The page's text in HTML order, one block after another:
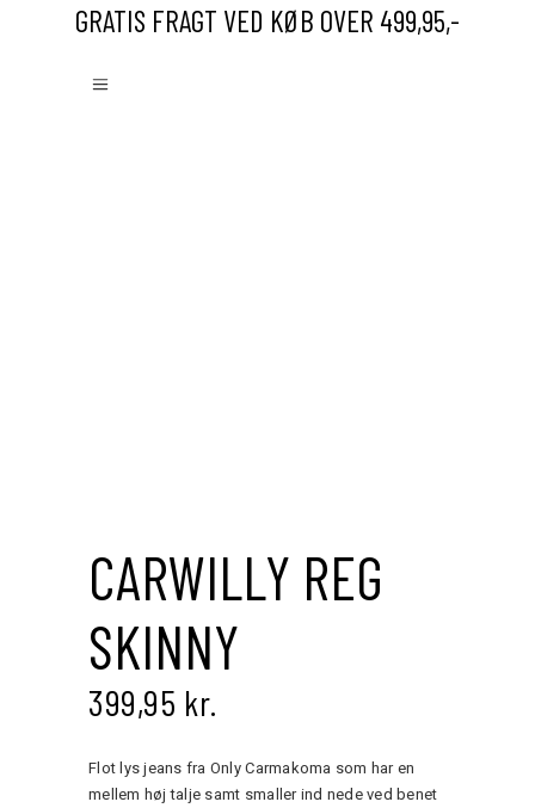
GRATIS FRAGT VED KØB OVER 499,95,-
CARWILLY REG
SKINNY
399,95 kr.
Flot lys jeans fra Only Carmakoma som har en
mellem høj talje samt smaller ind nede ved benet